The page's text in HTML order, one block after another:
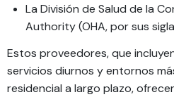
La División de Salud de la
Authority (OHA, por sus
Estos proveedores, que
servicios diurnos y entornos
residencial a largo plazo,